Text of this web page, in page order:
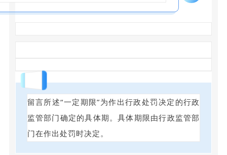
留言所述“一定期限”为作出行政处罚决定的行政
监管部门确定的具体期。具体期限由行政监管部
门在作出处罚时决定。